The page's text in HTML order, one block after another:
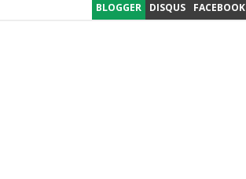
BLOGGER DISQUS FACEBOOK